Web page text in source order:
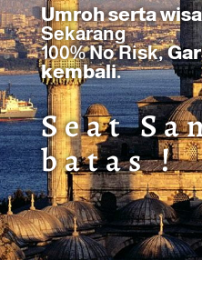
Umroh serta
Sekarang
100% No Risk,
kembali.
Seat
batas !